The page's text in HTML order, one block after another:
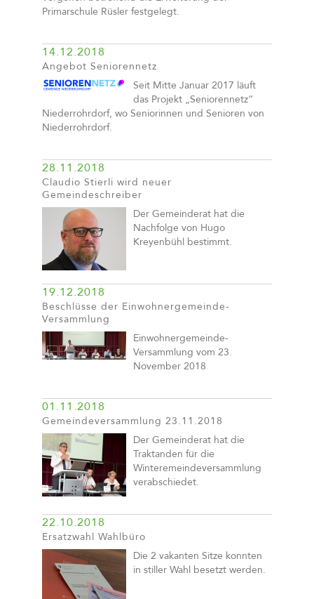
Primarschule Rüsler festgelegt.
14.12.2018
Angebot Seniorennetz
Seit Mitte Januar 2017 läuft
das Projekt „Seniorennetz“
Niederrohrdorf, wo Seniorinnen und Senioren von
Niederrohrdorf.
28.11.2018
Claudio Stierli wird neuer
Gemeindeschreiber
Der Gemeinderat hat die
Nachfolge von Hugo
Kreyenbühl bestimmt.
19.12.2018
Beschlüsse der Einwohnergemeinde-
Versammlung
Einwohnergemeinde-
Versammlung vom 23.
November 2018
01.11.2018
Gemeindeversammlung 23.11.2018
Der Gemeinderat hat die
Traktanden für die
Winteremeindeversammlung
verabschiedet.
22.10.2018
Ersatzwahl Wahlbüro
Die 2 vakanten Sitze konnten
in stiller Wahl besetzt werden.